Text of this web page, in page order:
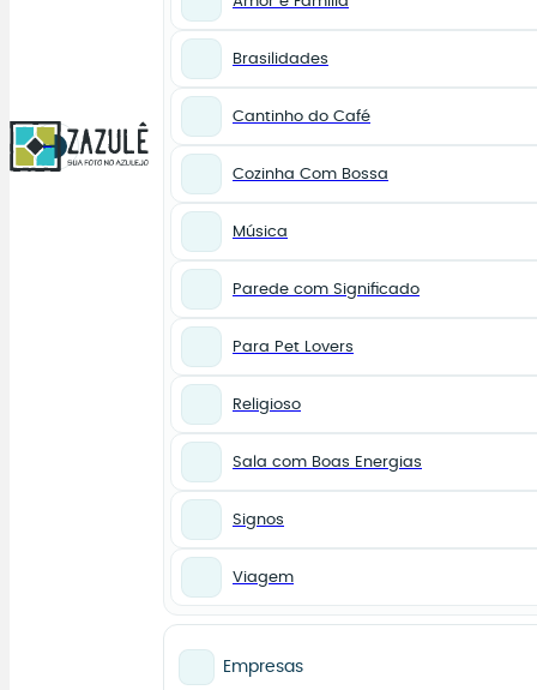
0
Brasilidades
Cantinho do Café
Cozinha Com Bossa
Música
Parede com Significado
Para Pet Lovers
Religioso
Sala com Boas Energias
Signos
Viagem
Empresas